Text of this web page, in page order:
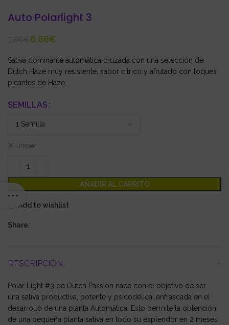
Auto Polarlight 3
6,68€
Sativa dominante automática cruzada con una selección de
Dutch Haze muy resistente, sabor cítrico y afrutado con toques
picantes de Haze.
SEMILLAS
Limpiar
AÑADIR AL CARRITO
Add to wishlist
Share:
DESCRIPCIÓN
Polar Light #3 de Dutch Passion nace con el objetivo de ser
una sativa productiva, potente y psicodélica, enfrascada en el
desarrollo de una planta Automática. Esto permite la obtención
de una pequeña planta satíva en todo su esplendor en 2 meses